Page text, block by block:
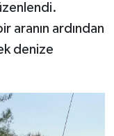
aranın ardından
denize